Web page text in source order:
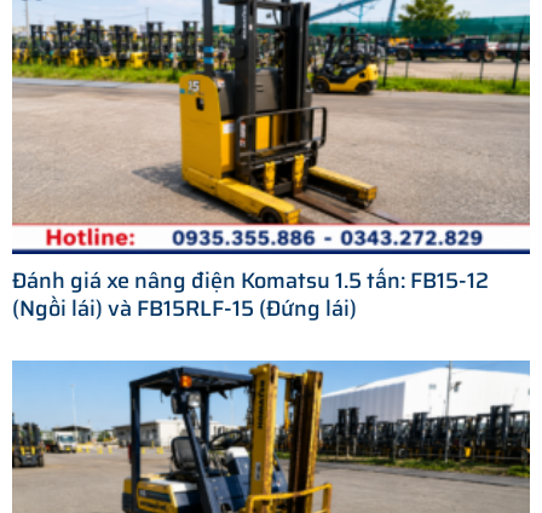
Đánh giá xe nâng điện Komatsu 1.5 tấn: FB15-12
(Ngồi lái) và FB15RLF-15 (Đứng lái)